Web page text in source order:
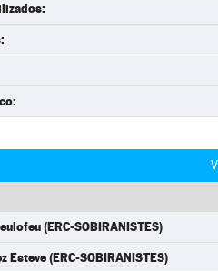
(ERC-SOBIRANISTES)
Esteve (ERC-SOBIRANISTES)